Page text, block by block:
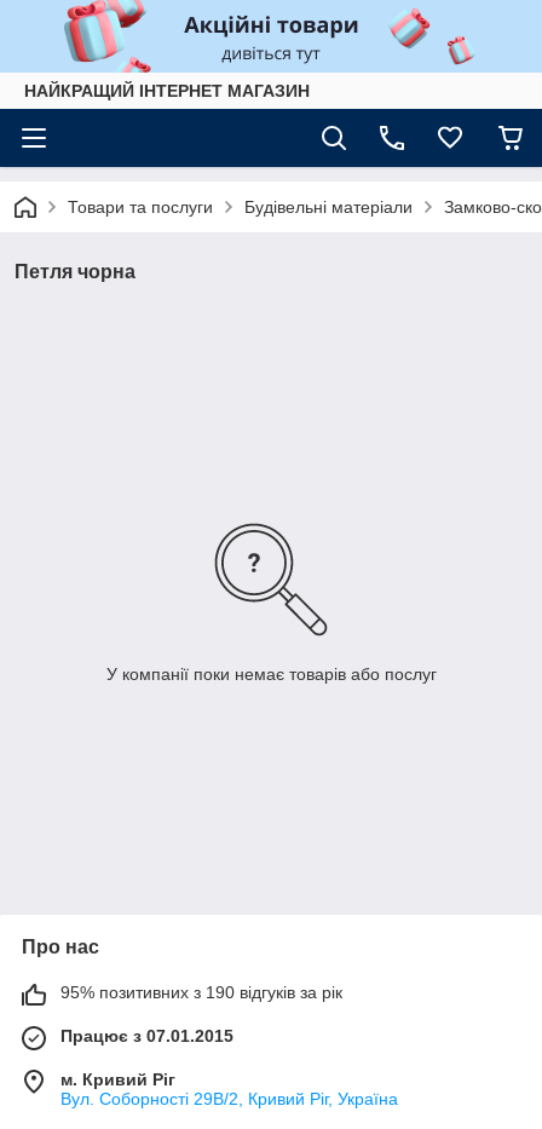
НАЙКРАЩИЙ ІНТЕРНЕТ МАГАЗИН
Товари та послуги Будівельні матеріали Замково-
Петля чорна
У компанії поки немає товарів або послуг
Про нас
95% позитивних з 190 відгуків за рік
Працює з 07.01.2015
м. Кривий Ріг
Вул. Соборності 29В/2, Кривий Ріг, Україна